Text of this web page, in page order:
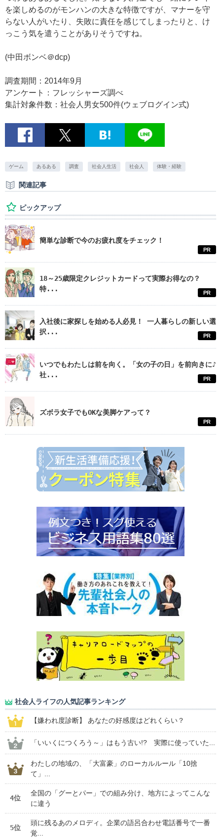
を楽しめるのがモンハンの大きな特徴ですが、マナーを守
らない人がいたり、失敗に責任を感じてしまったりと、け
っこう気を遣うことがありそうですね。
(中田ボンベ＠dcp)
調査期間：2014年9月
アンケート：フレッシャーズ調べ
集計対象件数：社会人男女500件(ウェブログイン式)
ゲーム あるある 調査 社会人生活 社会人 体験・経験
関連記事
ピックアップ
簡単な診断で今のお疲れ度をチェック！
PR
18～25歳限定クレジットカードって実際お得なの？
特...
PR
入社後に家探しを始める人必見！ 一人暮らしの新しい選
択...
PR
いつでもわたしは前を向く。「女の子の日」を前向きに♪
社...
PR
ズボラ女子でもOKな美脚ケアって？
PR
社会人ライフの人気記事ランキング
【嫌われ度診断】 あなたの好感度はどれくらい？
「いいくにつくろう～」はもう古い!? 実際に使っていた...
わたしの地域の、「大富豪」のローカルルール「10捨
て」...
4位
全国の「グーとパー」での組み分け、地方によってこんな
に違う
5位
頭に残るあのメロディ。企業の語呂合わせ電話番号で一番
覚...